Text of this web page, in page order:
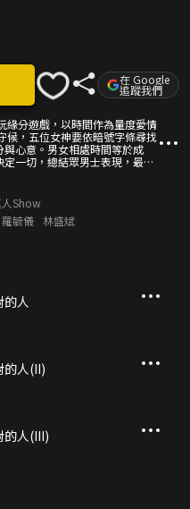
緣分遊戲，以時間作為量度愛情
心意。男女相處時間等於成
一切，總結眾男士表現，最少
備小驚喜或是關係升溫的殺
在 Google
追蹤我們
Show
羅毓儀 林盛斌
的人
的人(II)
的人(III)